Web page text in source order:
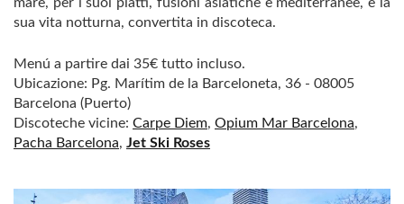
sua vita notturna, convertita in discoteca.
Menú a partire dai 35€ tutto incluso.
Ubicazione: Pg. Marítim de la Barceloneta, 36 - 08005
Barcelona (Puerto)
Discoteche vicine: Carpe Diem, Opium Mar Barcelona,
Pacha Barcelona, Jet Ski Roses